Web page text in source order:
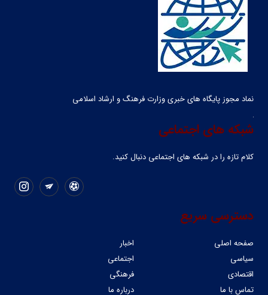
نماد مجوز پایگاه های خبری وزارت فرهنگ و ارشاد اسلامی
شبکه های اجتماعی
کلام تازه را در شبکه ‌های اجتماعی دنبال کنید.
دسترسی سریع
صفحه اصلی
اخبار
سیاسی
اجتماعی
اقتصادی
فرهنگی
تماس با ما
درباره ما